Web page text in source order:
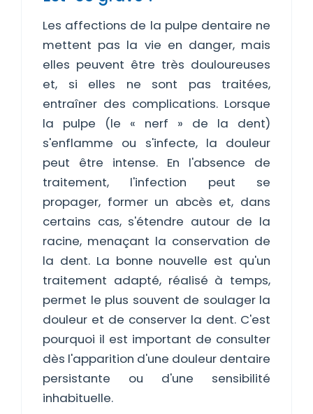
Les affections de la pulpe dentaire ne
mettent pas la vie en danger, mais
elles peuvent être très douloureuses
et, si elles ne sont pas traitées,
entraîner des complications. Lorsque
la pulpe (le « nerf » de la dent)
s'enflamme ou s'infecte, la douleur
peut être intense. En l'absence de
traitement, l'infection peut se
propager, former un abcès et, dans
certains cas, s'étendre autour de la
racine, menaçant la conservation de
la dent. La bonne nouvelle est qu'un
traitement adapté, réalisé à temps,
permet le plus souvent de soulager la
douleur et de conserver la dent. C'est
pourquoi il est important de consulter
dès l'apparition d'une douleur dentaire
persistante ou d'une sensibilité
inhabituelle.